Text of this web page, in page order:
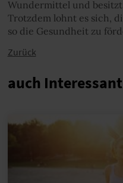
Wundermittel und
Trotzdem lohnt es sich,
so die Gesundheit zu
Zurück
auch Interessant